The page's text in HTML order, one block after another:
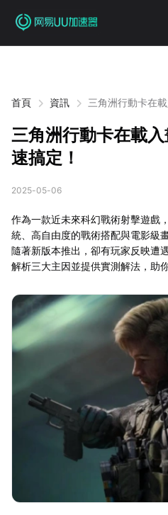
首頁 資訊 三角洲行動卡在
三角洲行動卡在載
速搞定！
2025-05-06
作為一款近未來科幻戰術射擊遊戲
統、高自由度的戰術搭配與電影級
隨著新版本推出，卻有玩家反映遭
解析三大主因並提供實測解法，助